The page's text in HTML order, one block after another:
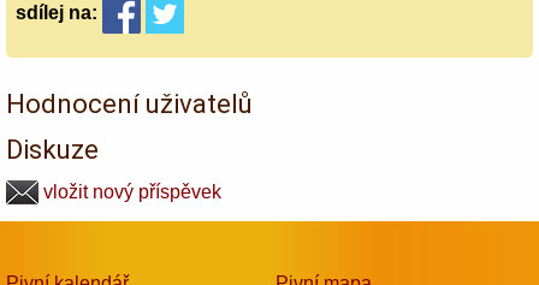
sdílej na:
Hodnocení uživatelů
Diskuze
vložit nový příspěvek